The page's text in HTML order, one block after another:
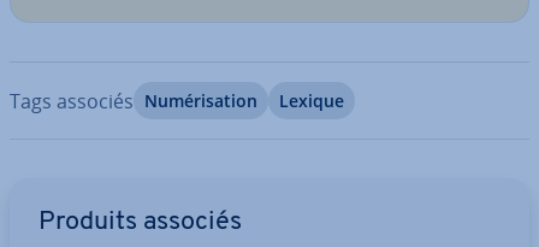
Tags associés Nu­mé­ri­sa­tion Lexique
Produits associés